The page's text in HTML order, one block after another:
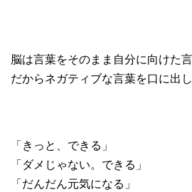
脳は言葉をそのまま自分に向けた
だからネガティブな言葉を口に出
「きっと、できる」
「ダメじゃない。できる」
「だんだん元気になる」